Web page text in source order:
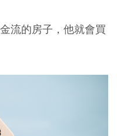
流的房子，他就會買